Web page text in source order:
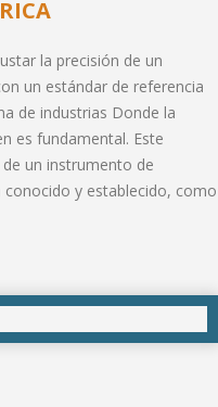
la precisión de un
un estándar de referencia
de industrias Donde la
es fundamental. Este
un instrumento de
y establecido, como